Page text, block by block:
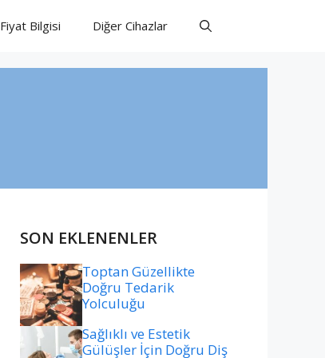
Fiyat Bilgisi Diğer Cihazlar
SON EKLENENLER
Toptan Güzellikte
Doğru Tedarik
Yolculuğu
Sağlıklı ve Estetik
Gülüşler İçin Doğru Diş